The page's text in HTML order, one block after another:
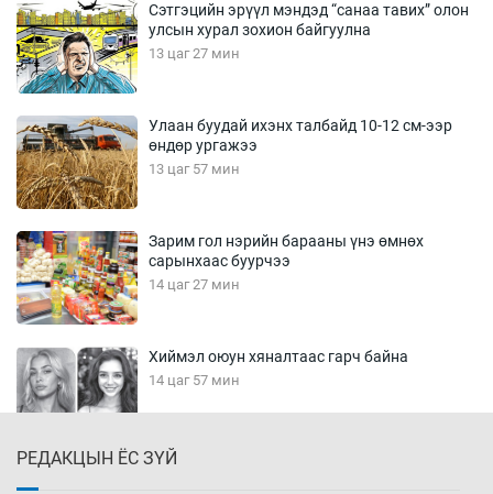
Сэтгэцийн эрүүл мэндэд “санаа тавих” олон
улсын хурал зохион байгуулна
13 цаг 27 мин
Улаан буудай ихэнх талбайд 10-12 см-ээр
өндөр ургажээ
13 цаг 57 мин
Зарим гол нэрийн барааны үнэ өмнөх
сарынхаас буурчээ
14 цаг 27 мин
Хиймэл оюун хяналтаас гарч байна
14 цаг 57 мин
РЕДАКЦЫН ЁС ЗҮЙ